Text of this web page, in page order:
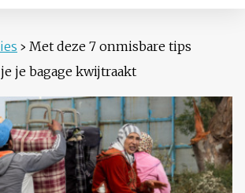
› Met deze 7 onmisbare tips
je bagage kwijtraakt